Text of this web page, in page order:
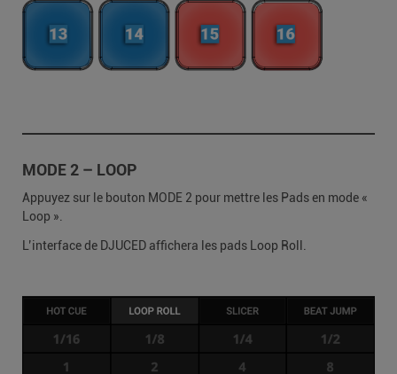
MODE 2 – LOOP
Appuyez sur le bouton MODE 2 pour mettre les Pads en mode «
Loop ».
L’interface de DJUCED affichera les pads Loop Roll.